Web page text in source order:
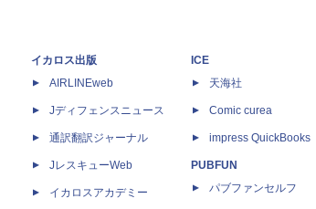
イカロス出版
AIRLINEweb
Jディフェンスニュース
通訳翻訳ジャーナル
JレスキューWeb
イカロスアカデミー
ICE
天海社
Comic curea
impress QuickBooks
PUBFUN
パブファンセルフ